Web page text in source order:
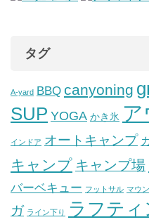
タグ
A-yard BBQ canyoning
SUP YOGA かき氷
インドア オートキャンプ
キャンプ キャンプ場
バーベキュー フットサル マウ
ガ ライン下り ラフテ